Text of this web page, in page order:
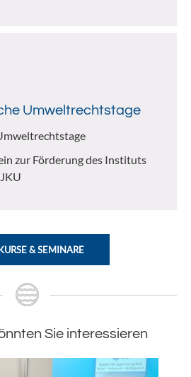
Umweltrechtstage
zur Förderung des Instituts
& SEMINARE
Sie interessieren